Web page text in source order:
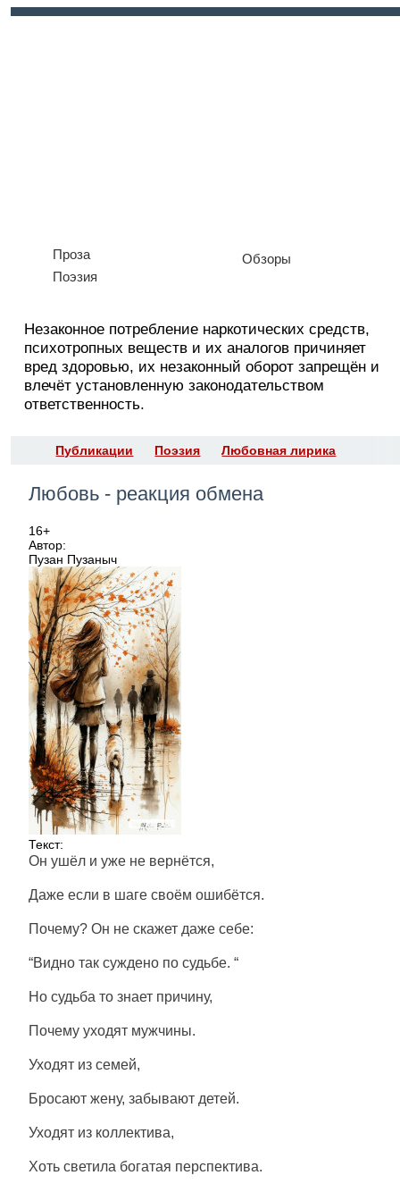
Проза
Поэзия
Обзоры
Незаконное потребление наркотических средств,
психотропных веществ и их аналогов причиняет
вред здоровью, их незаконный оборот запрещён и
влечёт установленную законодательством
ответственность.
Публикации Поэзия Любовная лирика
Любовь - реакция обмена
16+
Автор:
Пузан Пузаныч
Текст:
Он ушёл и уже не вернётся,
Даже если в шаге своём ошибётся.
Почему? Он не скажет даже себе:
“Видно так суждено по судьбе. “
Но судьба то знает причину,
Почему уходят мужчины.
Уходят из семей,
Бросают жену, забывают детей.
Уходят из коллектива,
Хоть светила богатая перспектива.